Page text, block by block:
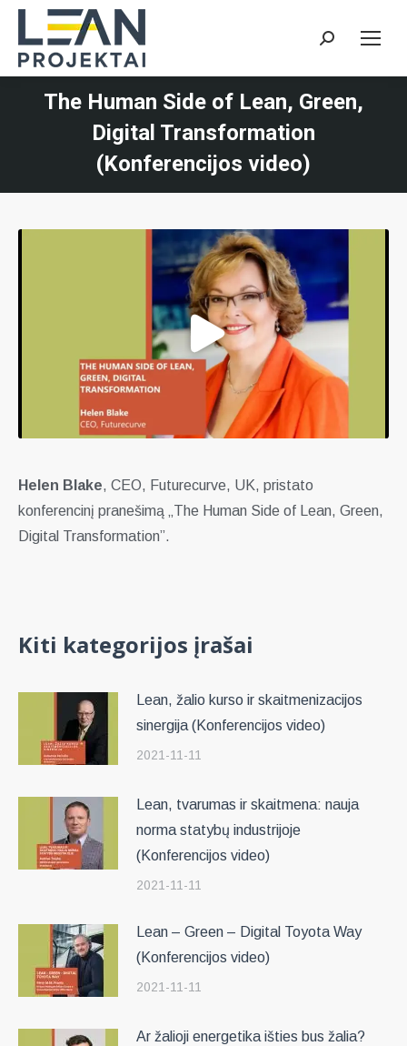
Search:
The Human Side of Lean, Green,
Digital Transformation
(Konferencijos video)
Helen Blake, CEO, Futurecurve, UK, pristato
konferencinį pranešimą „The Human Side of Lean, Green,
Digital Transformation”.
Kiti kategorijos įrašai
Lean, žalio kurso ir skaitmenizacijos
sinergija (Konferencijos video)
2021-11-11
Lean, tvarumas ir skaitmena: nauja
norma statybų industrijoje
(Konferencijos video)
2021-11-11
Lean – Green – Digital Toyota Way
(Konferencijos video)
2021-11-11
Ar žalioji energetika išties bus žalia?